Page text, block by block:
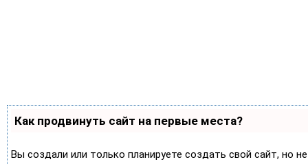
Как продвинуть сайт на первые места?
Вы создали или только планируете создать свой сайт, но